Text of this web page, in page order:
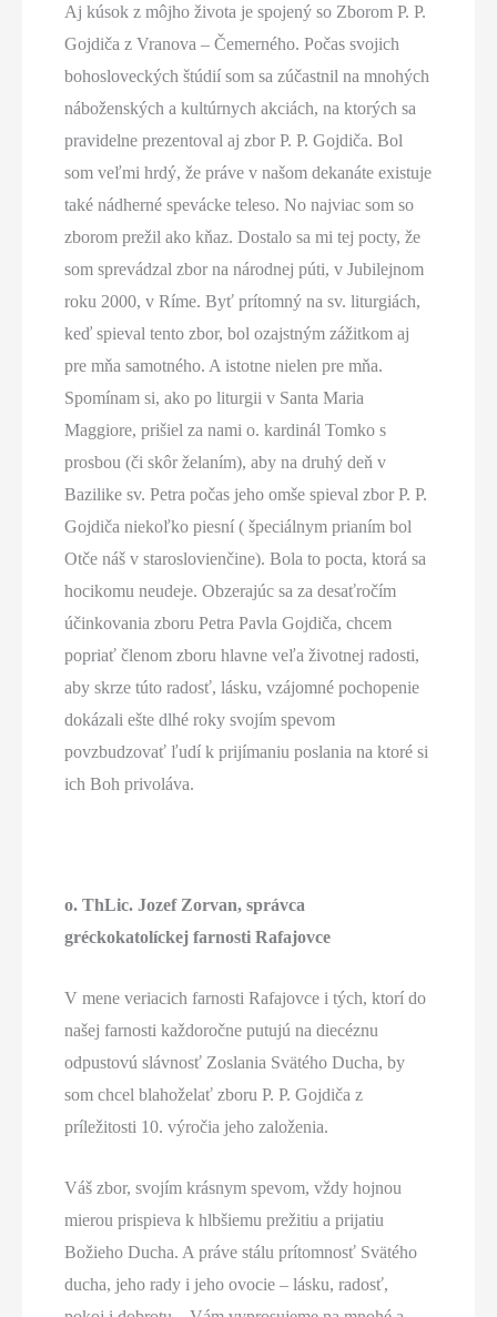
Aj kúsok z môjho života je spojený so Zborom P. P.
Gojdiča z Vranova – Čemerného. Počas svojich
bohosloveckých štúdií som sa zúčastnil na mnohých
náboženských a kultúrnych akciách, na ktorých sa
pravidelne prezentoval aj zbor P. P. Gojdiča. Bol
som veľmi hrdý, že práve v našom dekanáte existuje
také nádherné spevácke teleso. No najviac som so
zborom prežil ako kňaz. Dostalo sa mi tej pocty, že
som sprevádzal zbor na národnej púti, v Jubilejnom
roku 2000, v Ríme. Byť prítomný na sv. liturgiách,
keď spieval tento zbor, bol ozajstným zážitkom aj
pre mňa samotného. A istotne nielen pre mňa.
Spomínam si, ako po liturgii v Santa Maria
Maggiore, prišiel za nami o. kardinál Tomko s
prosbou (či skôr želaním), aby na druhý deň v
Bazilike sv. Petra počas jeho omše spieval zbor P. P.
Gojdiča niekoľko piesní ( špeciálnym prianím bol
Otče náš v staroslovienčine). Bola to pocta, ktorá sa
hocikomu neudeje. Obzerajúc sa za desaťročím
účinkovania zboru Petra Pavla Gojdiča, chcem
popriať členom zboru hlavne veľa životnej radosti,
aby skrze túto radosť, lásku, vzájomné pochopenie
dokázali ešte dlhé roky svojím spevom
povzbudzovať ľudí k prijímaniu poslania na ktoré si
ich Boh privoláva.
o. ThLic. Jozef Zorvan, správca
gréckokatolíckej farnosti Rafajovce
V mene veriacich farnosti Rafajovce i tých, ktorí do
našej farnosti každoročne putujú na diecéznu
odpustovú slávnosť Zoslania Svätého Ducha, by
som chcel blahoželať zboru P. P. Gojdiča z
príležitosti 10. výročia jeho založenia.
Váš zbor, svojím krásnym spevom, vždy hojnou
mierou prispieva k hlbšiemu prežitiu a prijatiu
Božieho Ducha. A práve stálu prítomnosť Svätého
ducha, jeho rady i jeho ovocie – lásku, radosť,